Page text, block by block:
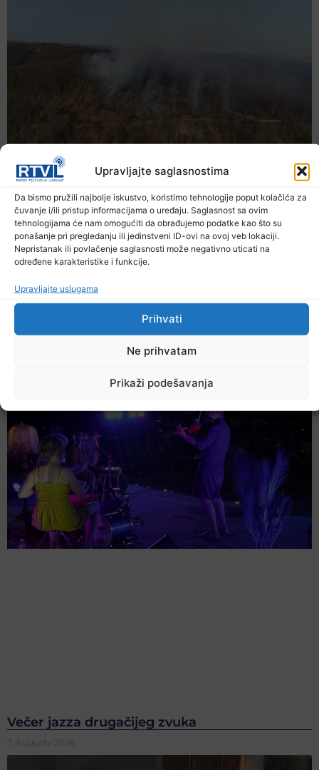
Upravljajte saglasnostima
Da bismo pružili najbolje iskustvo, koristimo tehnologije poput kolačića za
čuvanje i/ili pristup informacijama o uređaju. Saglasnost sa ovim
tehnologijama će nam omogućiti da obrađujemo podatke kao što su
ponašanje pri pregledanju ili jedinstveni ID-ovi na ovoj veb lokaciji.
Nepristanak ili povlačenje saglasnosti može negativno uticati na
određene karakteristike i funkcije.
Upravljajte uslugama
Prihvati
Ne prihvatam
Prikaži podešavanja
U TK povećan broj požara
Večer jazza drugačijeg zvuka
7. Augusta 2026.